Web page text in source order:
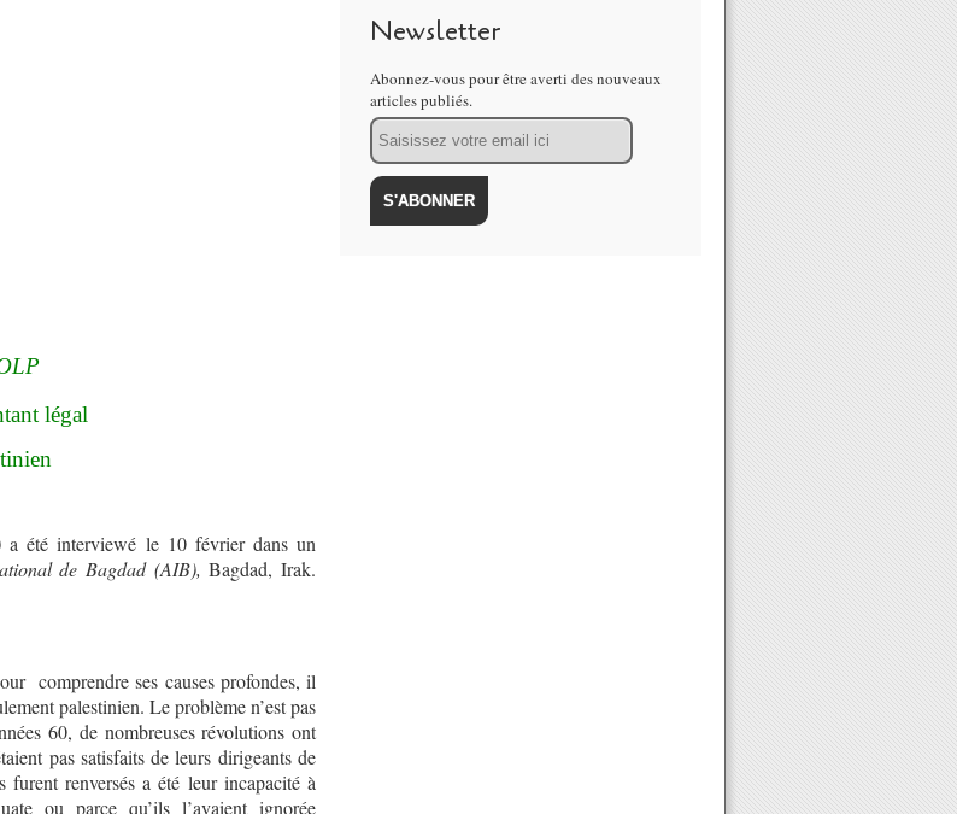
légal
a été interviewé le 10 février dans un
de Bagdad (AIB), Bagdad, Irak.
comprendre ses causes profondes, il
palestinien. Le problème n’est pas
60, de nombreuses révolutions ont
pas satisfaits de leurs dirigeants de
furent renversés a été leur incapacité à
ou parce qu’ils l’avaient ignorée
Newsletter
Abonnez-vous pour être averti des nouveaux
articles publiés.
Email